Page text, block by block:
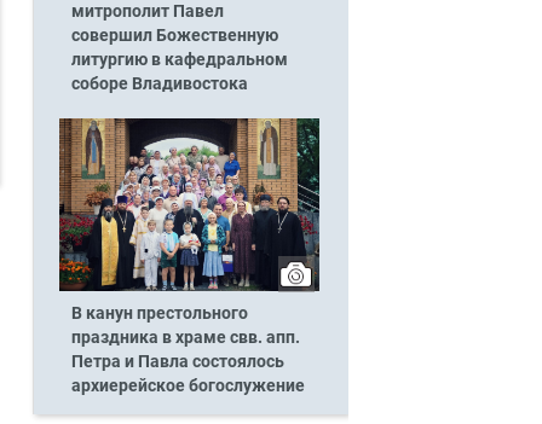
митрополит Павел
совершил Божественную
литургию в кафедральном
соборе Владивостока
В канун престольного
праздника в храме свв. апп.
Петра и Павла состоялось
архиерейское богослужение